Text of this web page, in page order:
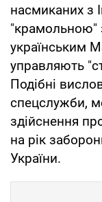
насмиканих з
"крамольною"
українським
управляють
Подібні
спецслужби,
здійснення
на рік
України.